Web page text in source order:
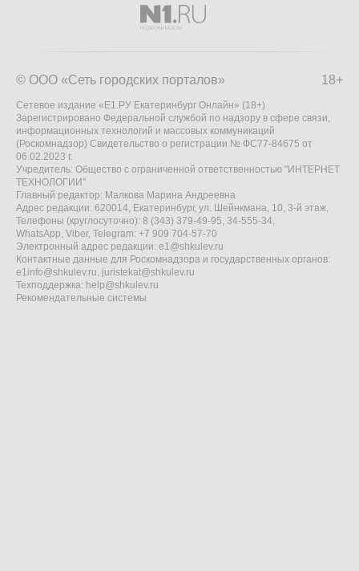
18+
© ООО «Сеть городских порталов»
Сетевое издание «Е1.РУ Екатеринбург Онлайн» (18+)
Зарегистрировано Федеральной службой по надзору в сфере связи,
информационных технологий и массовых коммуникаций
(Роскомнадзор) Свидетельство о регистрации № ФС77-84675 от
06.02.2023 г.
Учредитель: Общество с ограниченной ответственностью "ИНТЕРНЕТ
ТЕХНОЛОГИИ"
Главный редактор: Малкова Марина Андреевна
Адрес редакции: 620014, Екатеринбург, ул. Шейнкмана, 10, 3-й этаж,
Телефоны (круглосуточно): 8 (343) 379-49-95, 34-555-34,
WhatsApp, Viber, Telegram: +7 909 704-57-70
Электронный адрес редакции: e1@shkulev.ru
Контактные данные для Роскомнадзора и государственных органов:
e1info@shkulev.ru, juristekat@shkulev.ru
Техподдержка: help@shkulev.ru
Рекомендательные системы